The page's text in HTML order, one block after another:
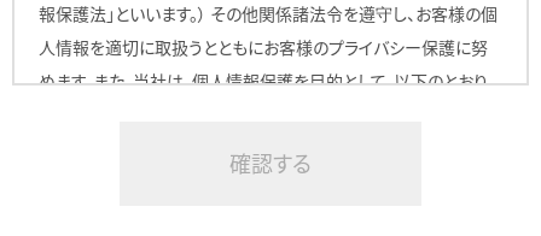
報保護法」といいます。） その他関係諸法令を遵守し、お客様の個
人情報を適切に取扱うとともにお客様のプライバシー保護に努
めます。また、当社は、個人情報保護を目的として、以下のとおり、